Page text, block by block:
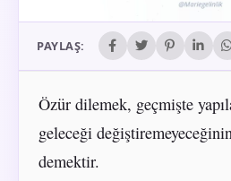
PAYLAŞ:
Özür dilemek, geçmişte
geleceği
demektir.